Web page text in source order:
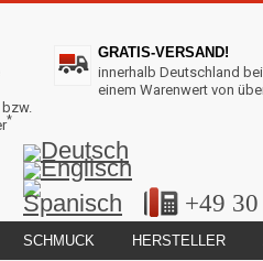
bzw.
*
GRATIS-VERSAND!
innerhalb Deutschland bei
einem Warenwert von
+49
SCHMUCK HERSTELLER